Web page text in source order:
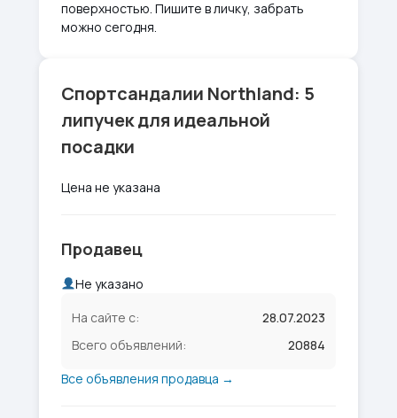
поверхностью. Пишите в личку, забрать
можно сегодня.
Спортсандалии Northland: 5
липучек для идеальной
посадки
Цена не указана
Продавец
Не указано
На сайте с:
28.07.2023
Всего объявлений:
20884
Все объявления продавца →